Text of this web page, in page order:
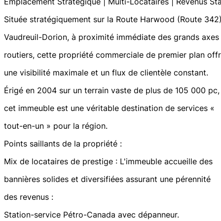
Située stratégiquement sur la Route Harwood (Route
Vaudreuil-Dorion, à proximité immédiate des grands axes
routiers, cette propriété commerciale de premier plan
une visibilité maximale et un flux de clientèle constant.
Érigé en 2004 sur un terrain vaste de plus de 105 000 pc,
cet immeuble est une véritable destination de services «
tout-en-un » pour la région.
Points saillants de la propriété :
Mix de locataires de prestige : L'immeuble accueille des
bannières solides et diversifiées assurant une pérennité
des revenus :
Station-service Pétro-Canada avec dépanneur.